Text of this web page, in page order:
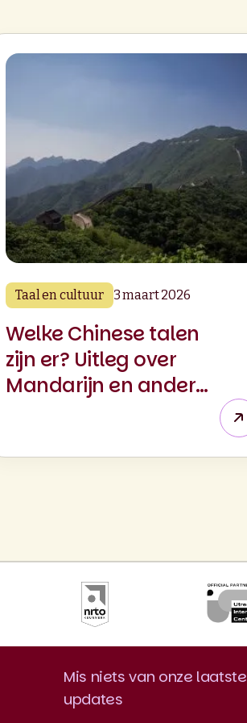
Taal en cultuur 3 maart 2026
Welke Chinese talen
zijn er? Uitleg over
Mandarijn en andere
Mis niets van onze laatste
updates